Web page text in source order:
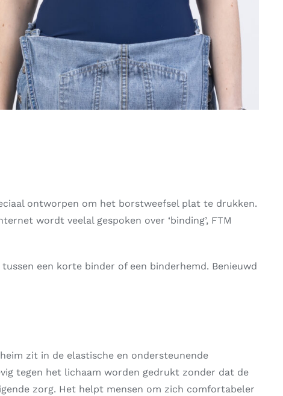
ontworpen om het borstweefsel plat te drukken.
wordt veelal gespoken over ‘binding’, FTM
een korte binder of een binderhemd. Benieuwd
zit in de elastische en ondersteunende
tegen het lichaam worden gedrukt zonder dat de
zorg. Het helpt mensen om zich comfortabeler